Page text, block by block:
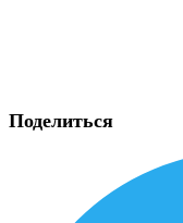
Поделиться